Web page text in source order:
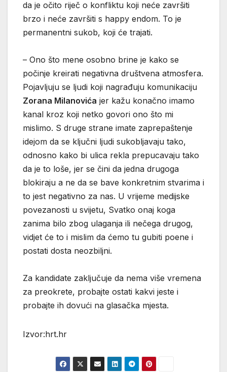
da je očito riječ o konfliktu koji neće završiti
brzo i neće završiti s happy endom. To je
permanentni sukob, koji će trajati.
– Ono što mene osobno brine je kako se
počinje kreirati negativna društvena atmosfera.
Pojavljuju se ljudi koji nagrađuju komunikaciju
Zorana Milanovića jer kažu konačno imamo
kanal kroz koji netko govori ono što mi
mislimo. S druge strane imate zaprepaštenje
idejom da se ključni ljudi sukobljavaju tako,
odnosno kako bi ulica rekla prepucavaju tako
da je to loše, jer se čini da jedna drugoga
blokiraju a ne da se bave konkretnim stvarima i
to jest negativno za nas. U vrijeme medijske
povezanosti u svijetu, Svatko onaj koga
zanima bilo zbog ulaganja ili nečega drugog,
vidjet će to i mislim da ćemo tu gubiti poene i
postati dosta neozbiljni.
Za kandidate zaključuje da nema više vremena
za preokrete, probajte ostati kakvi jeste i
probajte ih dovući na glasačka mjesta.
Izvor:hrt.hr